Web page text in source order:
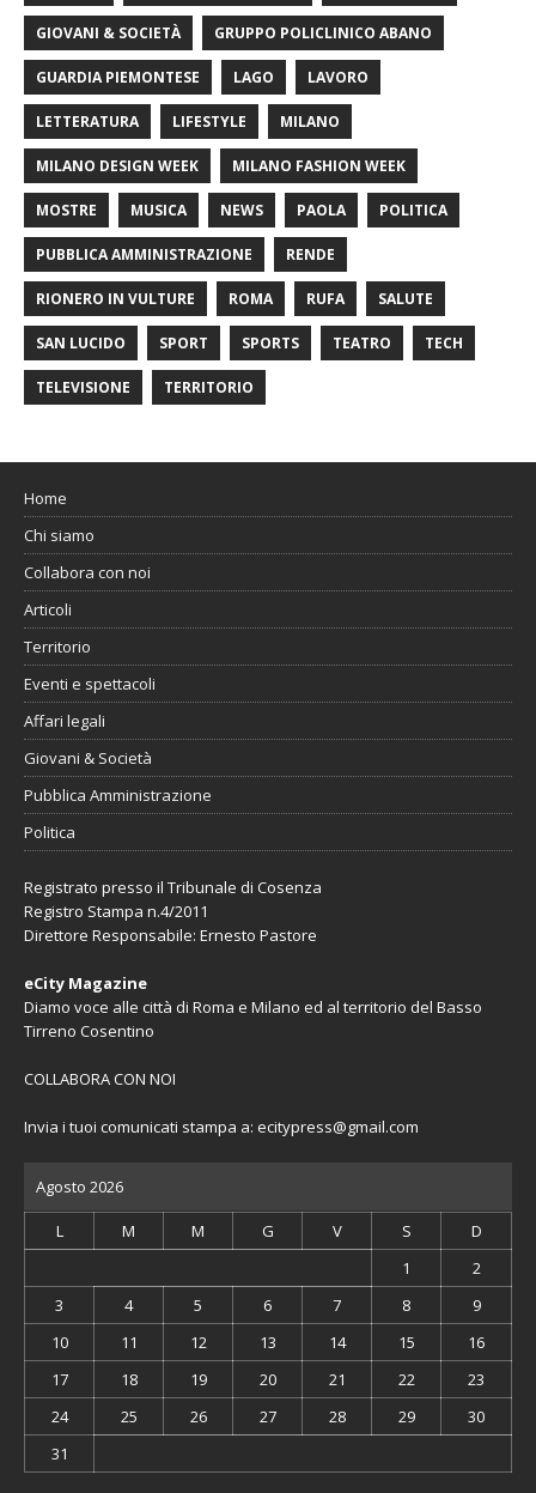
GIOVANI & SOCIETÀ GRUPPO POLICLINICO ABANO
GUARDIA PIEMONTESE LAGO LAVORO
LETTERATURA LIFESTYLE MILANO
MILANO DESIGN WEEK MILANO FASHION WEEK
MOSTRE MUSICA NEWS PAOLA POLITICA
PUBBLICA AMMINISTRAZIONE RENDE
RIONERO IN VULTURE ROMA RUFA SALUTE
SAN LUCIDO SPORT SPORTS TEATRO TECH
TELEVISIONE TERRITORIO
Home
Chi siamo
Collabora con noi
Articoli
Territorio
Eventi e spettacoli
Affari legali
Giovani & Società
Pubblica Amministrazione
Politica
Registrato presso il Tribunale di Cosenza
Registro Stampa n.4/2011
Direttore Responsabile: Ernesto Pastore
eCity Magazine
Diamo voce alle città di Roma e Milano ed al territorio del Basso
Tirreno Cosentino
COLLABORA CON NOI
Invia i tuoi comunicati stampa a: ecitypress@gmail.com
Agosto 2026
L M M G V S
D
1
2
3
4 5 6 7 8
9
10
11 12 13 14 15
16
17
18 19 20 21 22
23
24
25 26 27 28 29
30
31